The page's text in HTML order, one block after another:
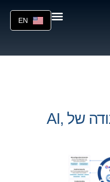
EN
הגנה על עומסי עבודה של AI,